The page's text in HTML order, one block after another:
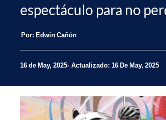
espectáculo para no
Por: Edwin Cañón
16 de May, 2025 Actualizado: 16 De May, 2025